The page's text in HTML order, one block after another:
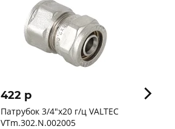
422 p
Патрубок 3/4"х20 г/ц VALTEC
VTm.302.N.002005